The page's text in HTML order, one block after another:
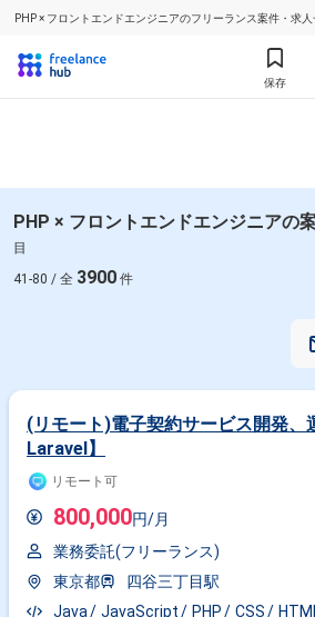
PHP × フロントエンドエンジニアのフリーランス案件・求
保存
PHP × フロントエンドエンジニアの
目
41-80 / 全 3900 件
(リモート)電子契約サービス開発、
Laravel】
リモート可
800,000円/月
業務委託(フリーランス)
東京都
四谷三丁目駅
Java
JavaScript PHP CSS